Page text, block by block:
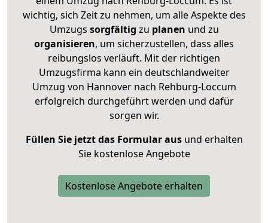
wichtig, sich Zeit zu nehmen, um alle Aspekte des
Umzugs sorgfältig zu planen und zu
organisieren, um sicherzustellen, dass alles
reibungslos verläuft. Mit der richtigen
Umzugsfirma kann ein deutschlandweiter
Umzug von Hannover nach Rehburg-Loccum
erfolgreich durchgeführt werden und dafür
sorgen wir.
Füllen Sie jetzt das Formular ausund erhalten
Sie kostenlose Angebote
Kostenlose Angebote erhalten